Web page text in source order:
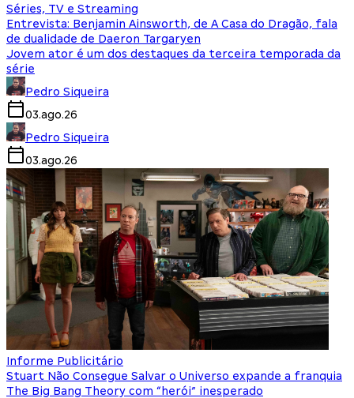
Séries, TV e Streaming
Entrevista: Benjamin Ainsworth, de A Casa do Dragão, fala
de dualidade de Daeron Targaryen
Jovem ator é um dos destaques da terceira temporada da
série
Pedro Siqueira
03.ago.26
Pedro Siqueira
03.ago.26
Informe Publicitário
Stuart Não Consegue Salvar o Universo expande a franquia
The Big Bang Theory com “herói” inesperado